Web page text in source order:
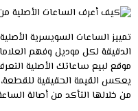
تمييز الساعات السويسرية
الدقيقة لكل موديل وفهم
موقع لبيع ساعاتك الأصلية
يعكس القيمة الحقيقية
من خلالها التأكد من أصالة